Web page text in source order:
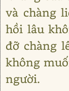
và chàng
hồi lâu
đỡ chàng
không
người.